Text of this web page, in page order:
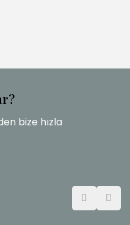
bize hızla